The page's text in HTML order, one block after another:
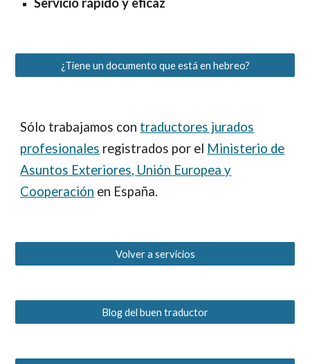
¿Tiene un documento que está en hebreo?
Sólo trabajamos con traductores jurados
profesionales registrados por el Ministerio de
Asuntos Exteriores, Unión Europea y
Cooperación en España.
Volver a servicios
Blog del buen traductor